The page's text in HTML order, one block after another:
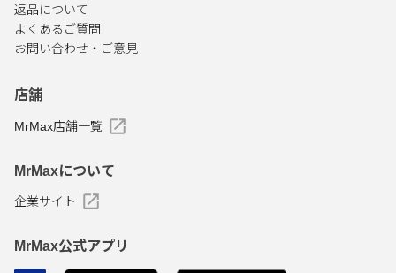
返品について
よくあるご質問
お問い合わせ・ご意見
店舗
MrMax店舗一覧
MrMaxについて
企業サイト
MrMax公式アプリ